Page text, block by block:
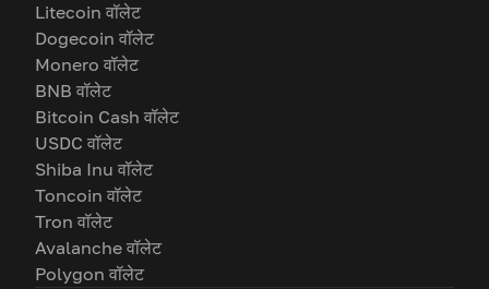
Litecoin वॉलेट
Dogecoin वॉलेट
Monero वॉलेट
BNB वॉलेट
Bitcoin Cash वॉलेट
USDC वॉलेट
Shiba Inu वॉलेट
Toncoin वॉलेट
Tron वॉलेट
Avalanche वॉलेट
Polygon वॉलेट